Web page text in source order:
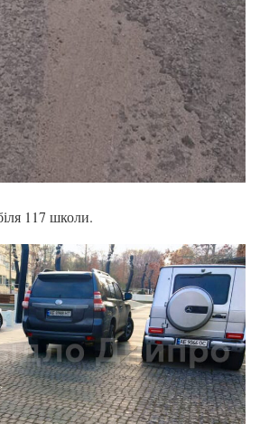
117 школи.